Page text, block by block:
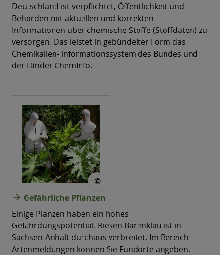
Deutschland ist verpflichtet, Öffentlichkeit und
Behörden mit aktuellen und korrekten
Informationen über chemische Stoffe (Stoffdaten) zu
versorgen. Das leistet in gebündelter Form das
Chemikalien- informationssystem des Bundes und
der Länder ChemInfo.
©
arrow_forward Gefährliche Pflanzen
Einige Planzen haben ein hohes
Gefährdungspotential. Riesen Bärenklau ist in
Sachsen-Anhalt durchaus verbreitet. Im Bereich
Artenmeldungen können Sie Fundorte angeben.